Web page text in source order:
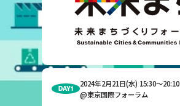
DAY1
2024年2月21日(水) 15:30～20:10
@東京国際フォーラム